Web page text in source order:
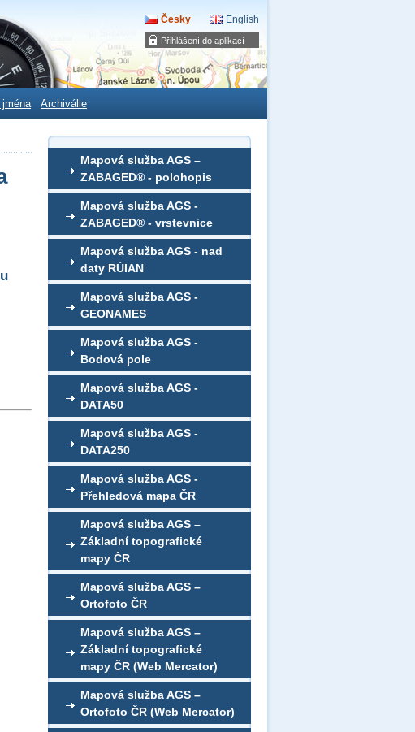
Přihlášení do aplikací
Česky English
Archiválie
Mapová služba AGS –
ZABAGED® - polohopis
Mapová služba AGS -
ZABAGED® - vrstevnice
Mapová služba AGS - nad
daty RÚIAN
Mapová služba AGS -
GEONAMES
Mapová služba AGS -
Bodová pole
Mapová služba AGS -
DATA50
Mapová služba AGS -
DATA250
Mapová služba AGS -
Přehledová mapa ČR
Mapová služba AGS –
Základní topografické
mapy ČR
Mapová služba AGS –
Ortofoto ČR
Mapová služba AGS –
Základní topografické
mapy ČR (Web Mercator)
Mapová služba AGS –
Ortofoto ČR (Web Mercator)